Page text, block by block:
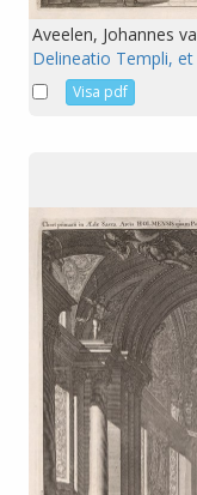
Aveelen, Johannes
Delineatio Templi,
Visa pdf